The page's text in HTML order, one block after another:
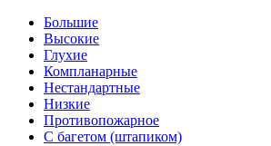
Большие
Высокие
Глухие
Компланарные
Нестандартные
Низкие
Противопожарное
С багетом (штапиком)